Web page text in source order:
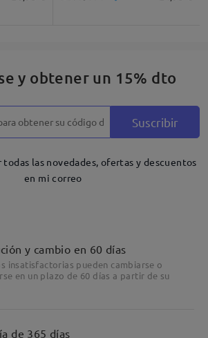
Detalles
y obtener un 15% dto
Suscribir
las novedades, ofertas y descuentos
en mi correo
y cambio en 60 días
insatisfactorias pueden cambiarse o
en un plazo de 60 días a partir de su
de 365 días